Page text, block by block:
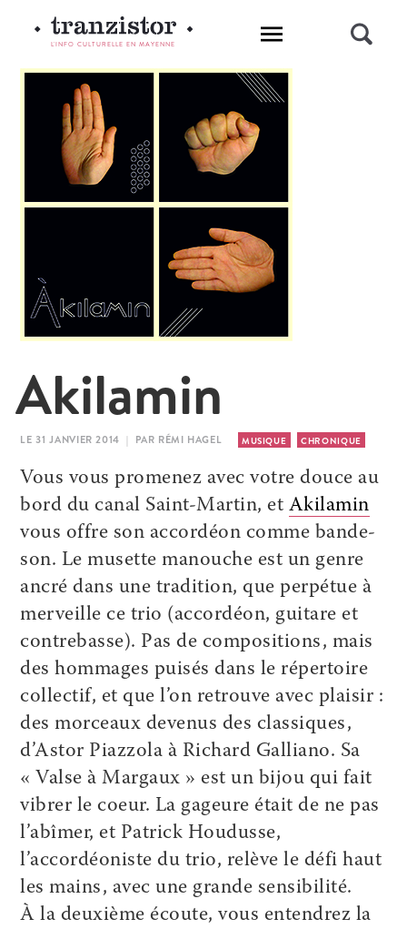
L'INFO CULTURELLE EN MAYENNE
Akilamin
LE 31 JANVIER 2014 | PAR RÉMI HAGEL MUSIQUE CHRONIQUE
Vous vous promenez avec votre douce au
bord du canal Saint-Martin, et Akilamin
vous offre son accordéon comme bande-
son. Le musette manouche est un genre
ancré dans une tradition, que perpétue à
merveille ce trio (accordéon, guitare et
contrebasse). Pas de compositions, mais
des hommages puisés dans le répertoire
collectif, et que l’on retrouve avec plaisir :
des morceaux devenus des classiques,
d’Astor Piazzola à Richard Galliano. Sa
« Valse à Margaux » est un bijou qui fait
vibrer le coeur. La gageure était de ne pas
l’abîmer, et Patrick Houdusse,
l’accordéoniste du trio, relève le défi haut
les mains, avec une grande sensibilité.
À la deuxième écoute, vous entendrez la